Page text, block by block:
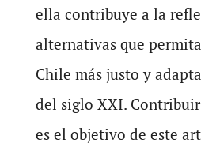
ella contribuye a la
alternativas que
Chile más justo y
del siglo XXI.
es el objetivo de este